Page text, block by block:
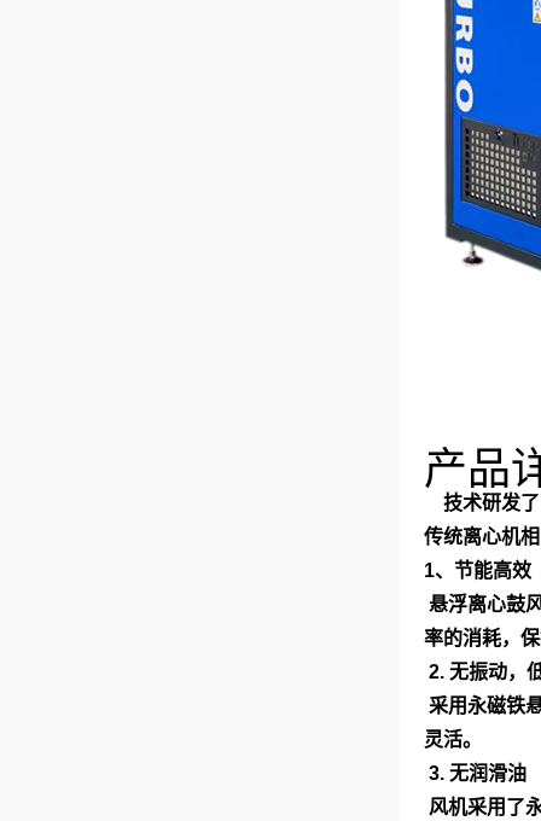
产品
技术研发了
传统离心机
1、节能高效
悬浮离心鼓
率的消耗，
2. 无振动，
采用永磁铁
灵活。
3. 无润滑油
风机采用了